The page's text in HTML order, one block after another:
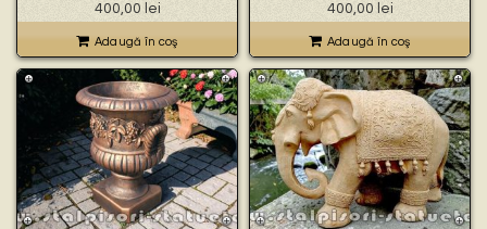
400,00 lei
Adaugă în coş
400,00 lei
Adaugă în coş